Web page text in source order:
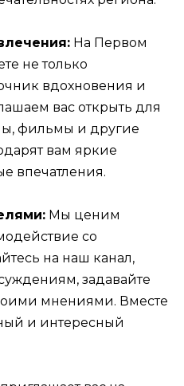
На Первом
не только
вдохновения и
вас открыть для
фильмы и другие
вам яркие
впечатления.
Мы ценим
со
на наш канал,
задавайте
мнениями. Вместе
и интересный